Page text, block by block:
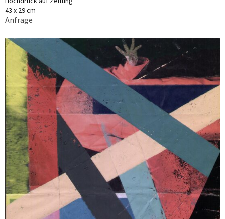
43 x 29 cm
Anfrage